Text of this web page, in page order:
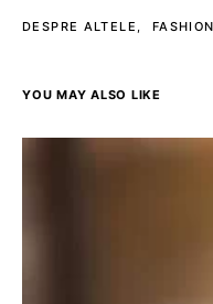
DESPRE ALTELE FASHION
YOU MAY ALSO LIKE